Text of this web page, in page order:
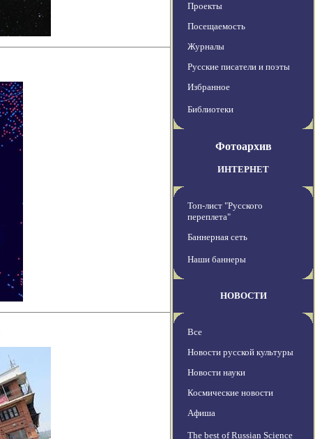
Проекты
Посещаемость
Журналы
Русские писатели и поэты
Избранное
Библиотеки
Фотоархив
ИНТЕРНЕТ
Топ-лист "Русского
переплета"
Баннерная сеть
Наши баннеры
НОВОСТИ
Все
Новости русской культуры
Новости науки
Космические новости
Афиша
The best of Russian Science